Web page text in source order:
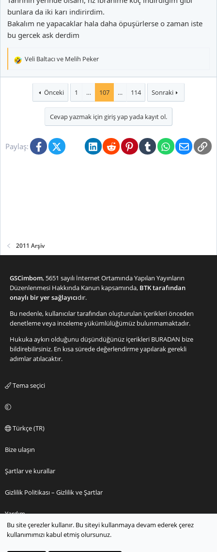
bunlara da iki karı indirirdim.
Bakalım ne yapacaklar hala daha öpuşürlerse o zaman iste
bu gercek ask derdim
T
Veli Baltacıve Melih Peker
Önceki 1 … 107 … 114 Sonraki
Cevap yazmak için giriş yap yada kayıt ol.
Paylaş: FacebookX (Twitter)BlueskyLinkedInRedditPinterestTumblrWhatsApp
E-posta
2011 Arşiv
GSCimbom, 5651 sayılı İnternet Ortamında Yapılan Yayınların
Düzenlenmesi Hakkında Kanun kapsamında, BTK tarafından
onaylı bir yer sağlayıcıdır.
Bu nedenle, kullanıcılar tarafından oluşturulan içerikleri önceden
denetleme veya inceleme yükümlülüğümüz bulunmamaktadır.
Hukuka aykırı olduğunu düşündüğünüz içerikleri BURADAN bize
bildirebilirsiniz. En kısa sürede değerlendirme yapılarak gerekli
adımlar atılacaktır.
Tema seçici
Türkçe (TR)
Bize ulaşın
Şartlar ve kurallar
Gizlilik Politikası – Gizlilik ve Şartlar
Yardım
Ana sayfa
Bu site çerezler kullanır. Bu siteyi kullanmaya devam ederek çerez
kullanımımızı kabul etmiş olursunuz.